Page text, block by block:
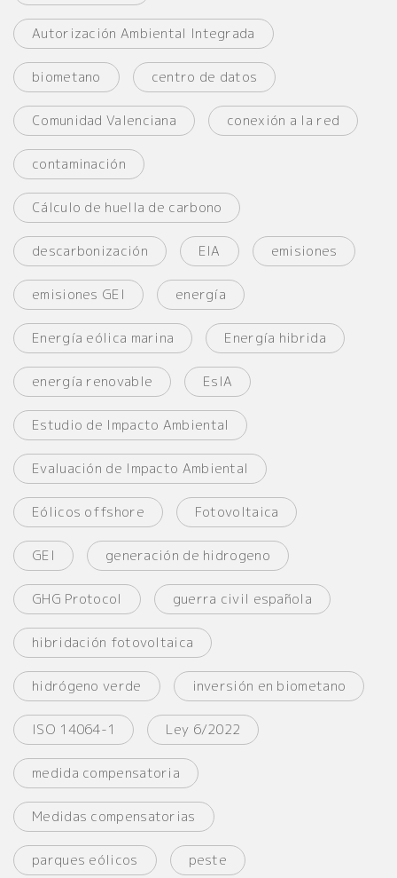
Autorización Ambiental Integrada
biometano centro de datos
Comunidad Valenciana conexión a la red
contaminación
Cálculo de huella de carbono
descarbonización EIA emisiones
emisiones GEI energía
Energía eólica marina Energía hibrida
energía renovable EsIA
Estudio de Impacto Ambiental
Evaluación de Impacto Ambiental
Eólicos offshore Fotovoltaica
GEI generación de hidrogeno
GHG Protocol guerra civil española
hibridación fotovoltaica
hidrógeno verde inversión en biometano
ISO 14064-1 Ley 6/2022
medida compensatoria
Medidas compensatorias
parques eólicos peste